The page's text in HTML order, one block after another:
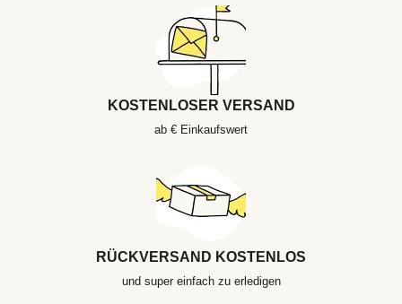
KOSTENLOSER VERSAND
ab € Einkaufswert
RÜCKVERSAND KOSTENLOS
und super einfach zu erledigen